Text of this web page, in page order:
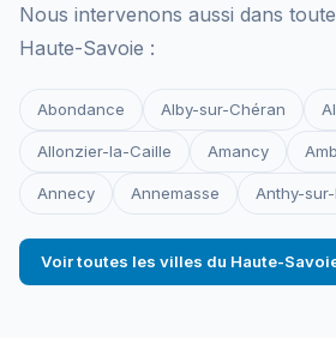
Nous intervenons aussi dans
Haute-Savoie :
Abondance Alby-sur-Chéran
Allonzier-la-Caille Amancy
Annecy Annemasse Anthy-
Voir toutes les villes du Haute-